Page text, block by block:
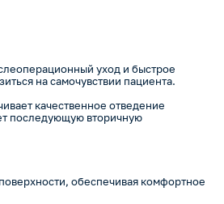
уход и быстрое
на самочувствии пациента.
качественное отведение
последующую вторичную
обеспечивая комфортное